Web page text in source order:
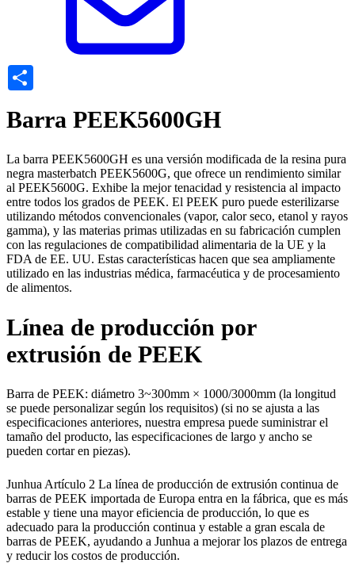
Barra PEEK5600GH
La barra PEEK5600GH es una versión modificada de la resina pura
negra masterbatch PEEK5600G, que ofrece un rendimiento similar
al PEEK5600G. Exhibe la mejor tenacidad y resistencia al impacto
entre todos los grados de PEEK. El PEEK puro puede esterilizarse
utilizando métodos convencionales (vapor, calor seco, etanol y rayos
gamma), y las materias primas utilizadas en su fabricación cumplen
con las regulaciones de compatibilidad alimentaria de la UE y la
FDA de EE. UU. Estas características hacen que sea ampliamente
utilizado en las industrias médica, farmacéutica y de procesamiento
de alimentos.
Línea de producción por
extrusión de PEEK
Barra de PEEK: diámetro 3~300mm × 1000/3000mm (la longitud
se puede personalizar según los requisitos) (si no se ajusta a las
especificaciones anteriores, nuestra empresa puede suministrar el
tamaño del producto, las especificaciones de largo y ancho se
pueden cortar en piezas).
Junhua Artículo 2 La línea de producción de extrusión continua de
barras de PEEK importada de Europa entra en la fábrica, que es más
estable y tiene una mayor eficiencia de producción, lo que es
adecuado para la producción continua y estable a gran escala de
barras de PEEK, ayudando a Junhua a mejorar los plazos de entrega
y reducir los costos de producción.